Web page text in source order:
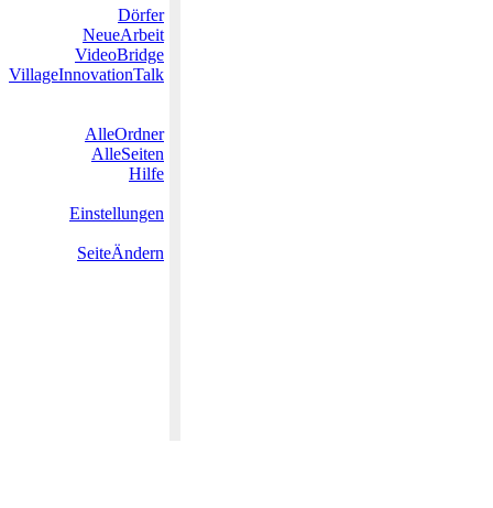
Dörfer
NeueArbeit
VideoBridge
VillageInnovationTalk
AlleOrdner
AlleSeiten
Hilfe
Einstellungen
SeiteÄndern